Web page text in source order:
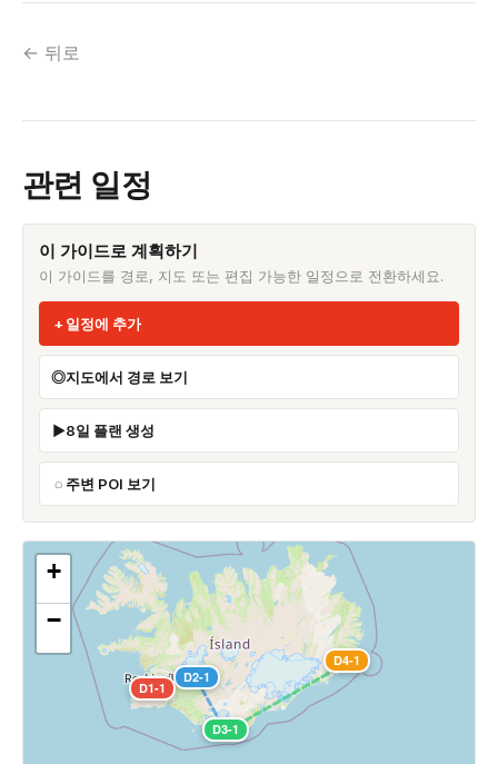
← 뒤로
관련 일정
이 가이드로 계획하기
이 가이드를 경로, 지도 또는 편집 가능한 일정으로 전환하세요.
일정에 추가
지도에서 경로 보기
8일 플랜 생성
주변 POI 보기
D1-1
D2-1
D3-1
D4-1
+
−